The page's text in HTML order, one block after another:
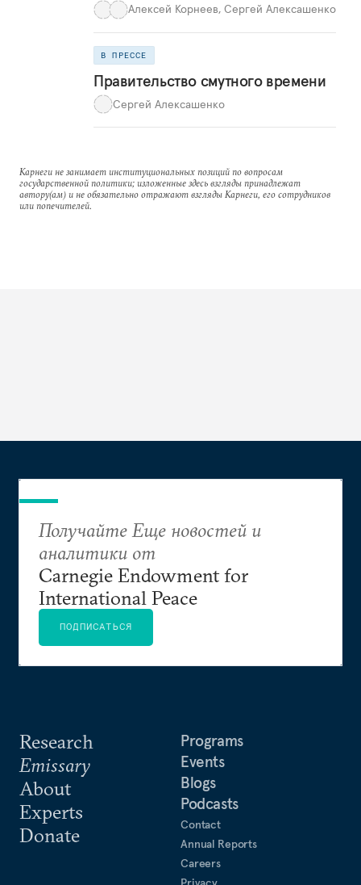
Алексей Корнеев, Сергей Алексашенко
В ПРЕССЕ
Правительство смутного времени
Сергей Алексашенко
Карнеги не занимает институциональных позиций по вопросам
государственной политики; изложенные здесь взгляды принадлежат
автору(ам) и не обязательно отражают взгляды Карнеги, его сотрудников
или попечителей.
Research
Emissary
About
Experts
Donate
Programs
Events
Blogs
Podcasts
Contact
Annual Reports
Careers
Получайте Еще новостей и
аналитики от
Carnegie Endowment for
International Peace
ПОДПИСАТЬСЯ